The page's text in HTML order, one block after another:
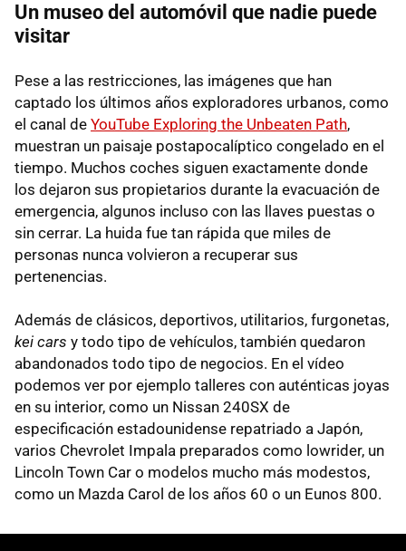
Un museo del automóvil que nadie puede
visitar
Pese a las restricciones, las imágenes que han
captado los últimos años exploradores urbanos, como
el canal de YouTube Exploring the Unbeaten Path,
muestran un paisaje postapocalíptico congelado en el
tiempo. Muchos coches siguen exactamente donde
los dejaron sus propietarios durante la evacuación de
emergencia, algunos incluso con las llaves puestas o
sin cerrar. La huida fue tan rápida que miles de
personas nunca volvieron a recuperar sus
pertenencias.
Además de clásicos, deportivos, utilitarios, furgonetas,
kei cars y todo tipo de vehículos, también quedaron
abandonados todo tipo de negocios. En el vídeo
podemos ver por ejemplo talleres con auténticas joyas
en su interior, como un Nissan 240SX de
especificación estadounidense repatriado a Japón,
varios Chevrolet Impala preparados como lowrider, un
Lincoln Town Car o modelos mucho más modestos,
como un Mazda Carol de los años 60 o un Eunos 800.